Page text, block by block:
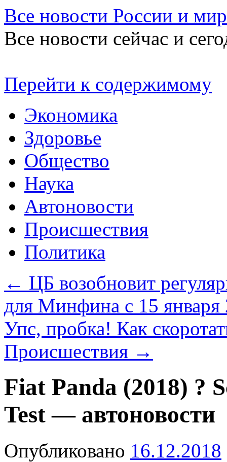
Все новости России и
Все новости сейчас и
Перейти к содержимому
Экономика
Здоровье
Общество
Наука
Автоновости
Происшествия
Политика
← ЦБ возобновит
для Минфина с 15 января
Упс, пробка! Как
Происшествия →
Fiat Panda (2018) ?
Test — автоновости
Опубликовано 16.12.2018